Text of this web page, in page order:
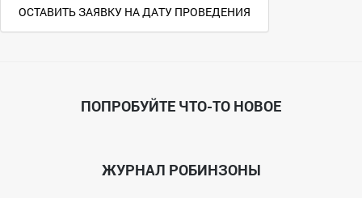
ОСТАВИТЬ ЗАЯВКУ НА ДАТУ ПРОВЕДЕНИЯ
ПОПРОБУЙТЕ ЧТО-ТО НОВОЕ
ЖУРНАЛ РОБИНЗОНЫ